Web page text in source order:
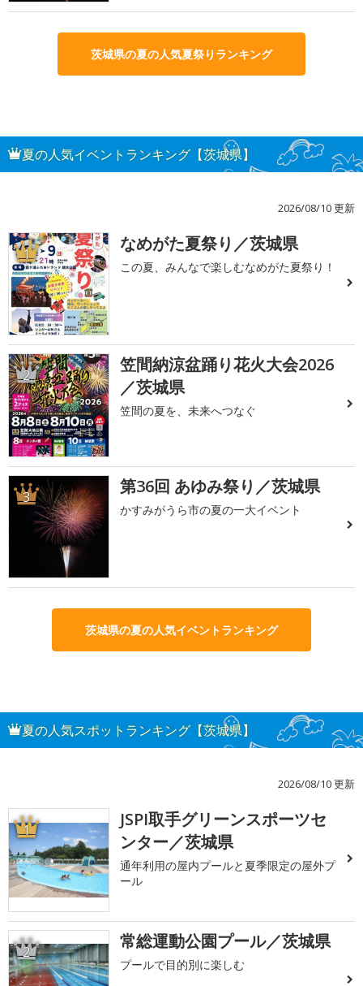
茨城県の夏の人気夏祭りランキング
夏の人気イベントランキング【茨城県】
2026/08/10 更新
1 なめがた夏祭り／茨城県
この夏、みんなで楽しむなめがた夏祭り！
2
笠間納涼盆踊り花火大会2026
／茨城県
笠間の夏を、未来へつなぐ
3 第36回 あゆみ祭り／茨城県
かすみがうら市の夏の一大イベント
茨城県の夏の人気イベントランキング
夏の人気スポットランキング【茨城県】
2026/08/10 更新
1
JSPI取手グリーンスポーツセ
ンター／茨城県
通年利用の屋内プールと夏季限定の屋外プ
ール
2 常総運動公園プール／茨城県
プールで目的別に楽しむ